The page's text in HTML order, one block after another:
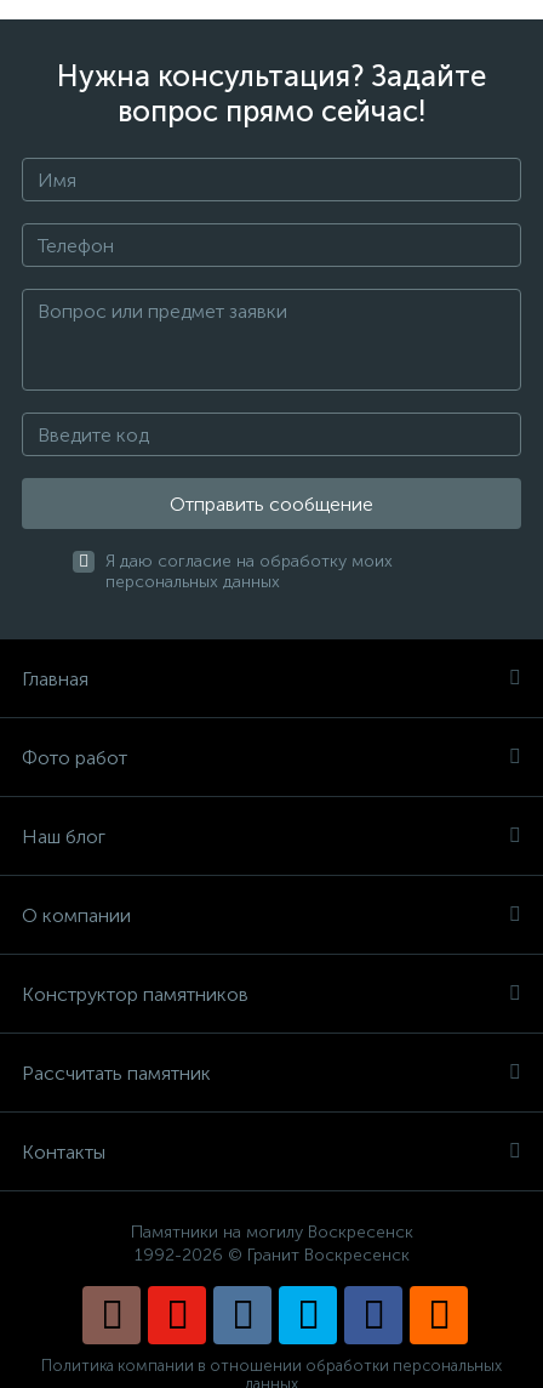
Нужна консультация? Задайте
вопрос прямо сейчас!
Отправить сообщение
Я даю согласие на обработку моих
персональных данных
Главная
Фото работ
Наш блог
О компании
Конструктор памятников
Рассчитать памятник
Контакты
Памятники на могилу Воскресенск
1992-2026 © Гранит Воскресенск
Политика компании в отношении обработки персональных
данных